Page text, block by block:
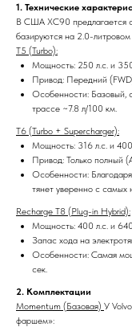
1. Технические
В США XC90 предлагается
базируются на 2.0-
T5 (Turbo):
Мощность: 250 л.с. и
Привод: Передний
Особенности: Базовый,
трассе ~7.8 л/100 км.
T6 (Turbo + Supercharger):
Мощность: 316 л.с. и
Привод: Только полный
Особенности:
тянет уверенно с самых
Recharge T8 (Plug-in Hybrid):
Мощность: 400 л.с. и
Запас хода на
Особенности: Самая
сек.
2. Комплектации
Momentum (Базовая) У
фаршем»: